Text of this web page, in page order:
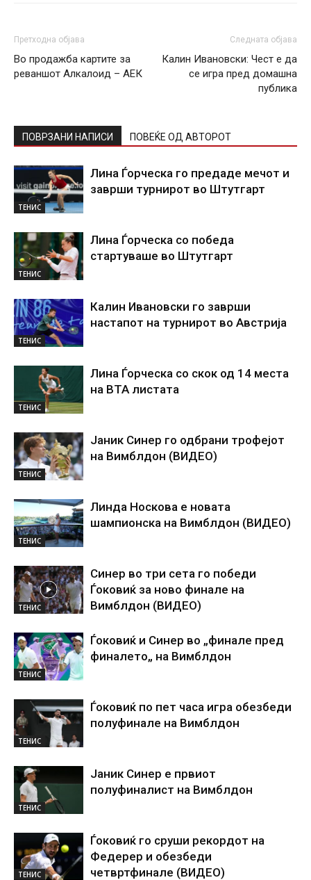
Претходна објава
Во продажба картите за
реваншот Алкалоид – АЕК
Следната објава
Калин Ивановски: Чест е да
се игра пред домашна
публика
ПОВРЗАНИ НАПИСИ ПОВЕЌЕ ОД АВТОРОТ
ТЕНИС
Лина Ѓорческа го предаде мечот и
заврши турнирот во Штутгарт
ТЕНИС
Лина Ѓорческа со победа
стартуваше во Штутгарт
ТЕНИС
Калин Ивановски го заврши
настапот на турнирот во Австрија
ТЕНИС
Лина Ѓорческа со скок од 14 места
на ВТА листата
ТЕНИС
Јаник Синер го одбрани трофејот
на Вимблдон (ВИДЕО)
ТЕНИС
Линда Носкова е новата
шампионска на Вимблдон (ВИДЕО)
ТЕНИС
Синер во три сета го победи
Ѓоковиќ за ново финале на
Вимблдон (ВИДЕО)
ТЕНИС
Ѓоковиќ и Синер во „финале пред
финалето„ на Вимблдон
ТЕНИС
Ѓоковиќ по пет часа игра обезбеди
полуфинале на Вимблдон
ТЕНИС
Јаник Синер е првиот
полуфиналист на Вимблдон
ТЕНИС
Ѓоковиќ го сруши рекордот на
Федерер и обезбеди
четвртфинале (ВИДЕО)